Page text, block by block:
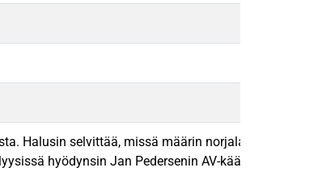
Halusin selvittää, missä määrin
hyödynsin Jan Pedersenin AV-kääntämistä